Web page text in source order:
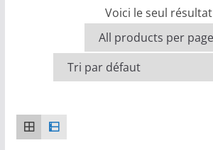
Voici le seul résultat